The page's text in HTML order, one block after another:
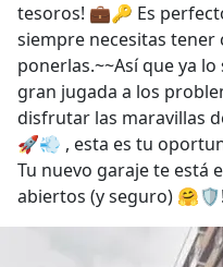
tesoros! 💼🔑 Es
siempre necesitas tener
ponerlas.~~Así que ya
gran jugada a los
disfrutar las maravillas
🚀💨 , esta es tu
Tu nuevo garaje te está
abiertos (y seguro)